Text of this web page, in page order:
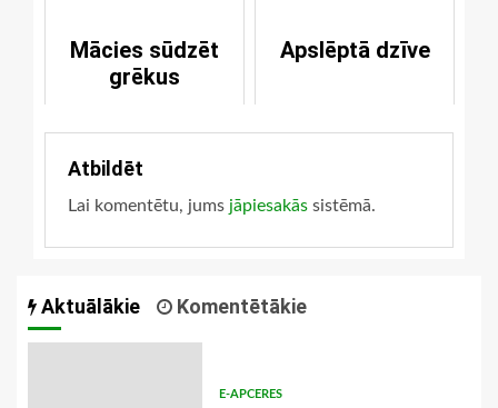
Mācies sūdzēt
grēkus
Apslēptā dzīve
Atbildēt
Lai komentētu, jums jāpiesakās sistēmā.
Aktuālākie Komentētākie
E-APCERES